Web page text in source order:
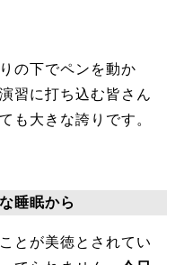
の下でペンを動か
習に打ち込む皆さん
も大きな誇りです。
睡眠から
とが美徳とされてい